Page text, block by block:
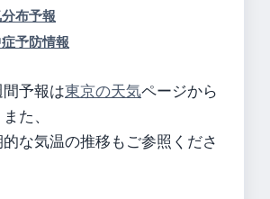
布予報
予防情報
予報は東京の天気ページから
た、
な気温の推移もご参照くださ